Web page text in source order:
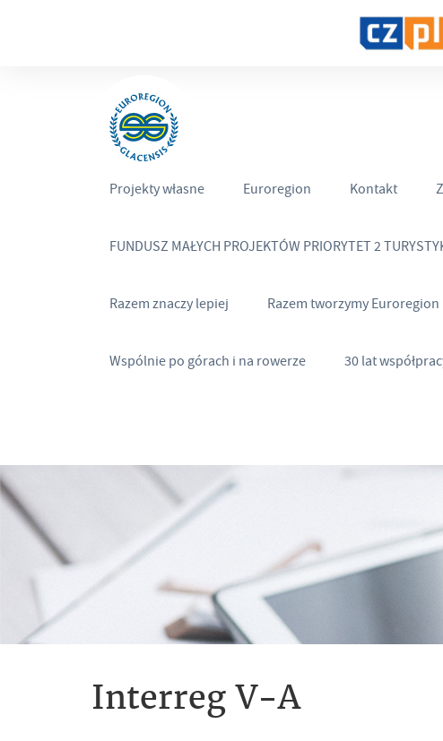
Projekty własne Euroregion Kontakt
FUNDUSZ MAŁYCH PROJEKTÓW PRIORYTET 2
Razem znaczy lepiej Razem tworzymy Euroregion
Wspólnie po górach i na rowerze 30 lat
Interreg V-A